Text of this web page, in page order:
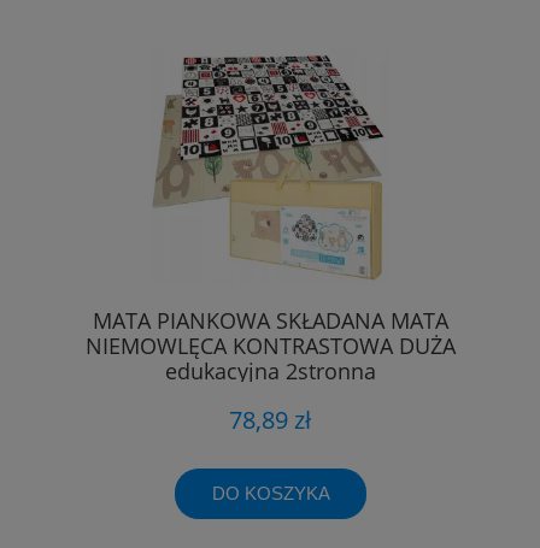
MATA PIANKOWA SKŁADANA MATA
NIEMOWLĘCA KONTRASTOWA DUŻA
edukacyjna 2stronna
78,89 zł
DO KOSZYKA